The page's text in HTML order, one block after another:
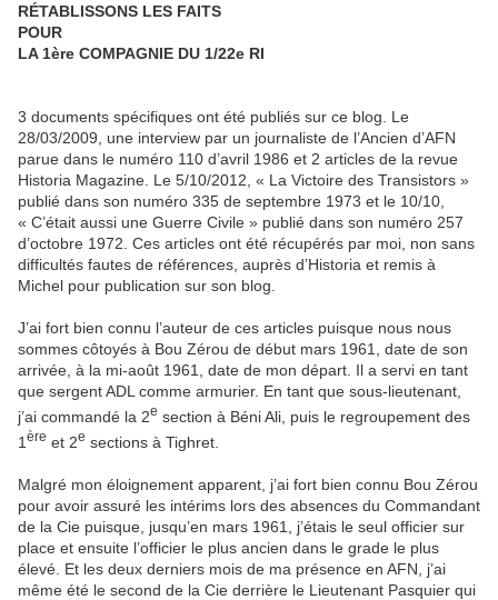
RÉTABLISSONS LES FAITS
POUR
LA 1ère COMPAGNIE DU 1/22e RI
3 documents spécifiques ont été publiés sur ce blog. Le
28/03/2009, une interview par un journaliste de l’Ancien d’AFN
parue dans le numéro 110 d’avril 1986 et 2 articles de la revue
Historia Magazine. Le 5/10/2012, « La Victoire des Transistors »
publié dans son numéro 335 de septembre 1973 et le 10/10,
« C’était aussi une Guerre Civile » publié dans son numéro 257
d’octobre 1972. Ces articles ont été récupérés par moi, non sans
difficultés fautes de références, auprès d’Historia et remis à
Michel pour publication sur son blog.
J’ai fort bien connu l’auteur de ces articles puisque nous nous
sommes côtoyés à Bou Zérou de début mars 1961, date de son
arrivée, à la mi-août 1961, date de mon départ. Il a servi en tant
que sergent ADL comme armurier. En tant que sous-lieutenant,
j’ai commandé la 2e section à Béni Ali, puis le regroupement des
1 ère et 2e sections à Tighret.
Malgré mon éloignement apparent, j’ai fort bien connu Bou Zérou
pour avoir assuré les intérims lors des absences du Commandant
de la Cie puisque, jusqu’en mars 1961, j’étais le seul officier sur
place et ensuite l’officier le plus ancien dans le grade le plus
élevé. Et les deux derniers mois de ma présence en AFN, j’ai
même été le second de la Cie derrière le Lieutenant Pasquier qui